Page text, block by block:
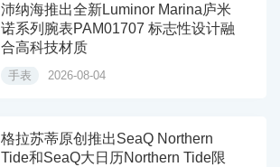
沛纳海推出全新Luminor Marina庐米
诺系列腕表PAM01707 标志性设计融
合高科技材质
手表 2026-08-04
格拉苏蒂原创推出SeaQ Northern
Tide和SeaQ大日历Northern Tide限